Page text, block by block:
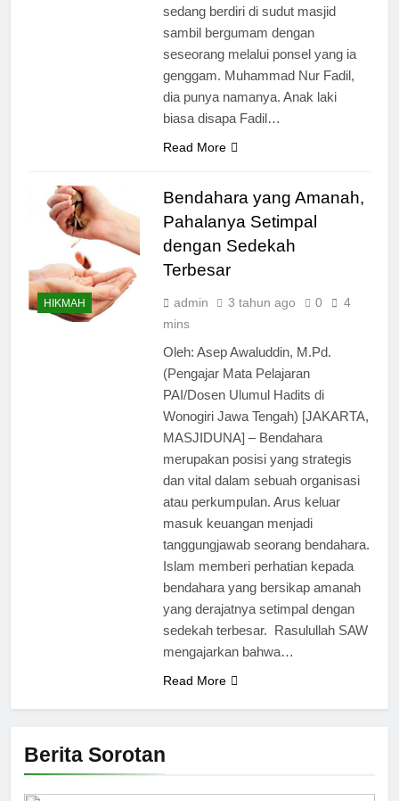
Berita Sorotan
sedang berdiri di sudut masjid
sambil bergumam dengan
seseorang melalui ponsel yang ia
genggam. Muhammad Nur Fadil,
dia punya namanya. Anak laki
biasa disapa Fadil…
Read More
HIKMAH
Bendahara yang Amanah,
Pahalanya Setimpal
dengan Sedekah
Terbesar
admin 3 tahun ago 0
4
mins
Oleh: Asep Awaluddin, M.Pd.
(Pengajar Mata Pelajaran
PAI/Dosen Ulumul Hadits di
Wonogiri Jawa Tengah) [JAKARTA,
MASJIDUNA] – Bendahara
merupakan posisi yang strategis
dan vital dalam sebuah organisasi
atau perkumpulan. Arus keluar
masuk keuangan menjadi
tanggungjawab seorang bendahara.
Islam memberi perhatian kepada
bendahara yang bersikap amanah
yang derajatnya setimpal dengan
sedekah terbesar. Rasulullah SAW
mengajarkan bahwa…
Read More